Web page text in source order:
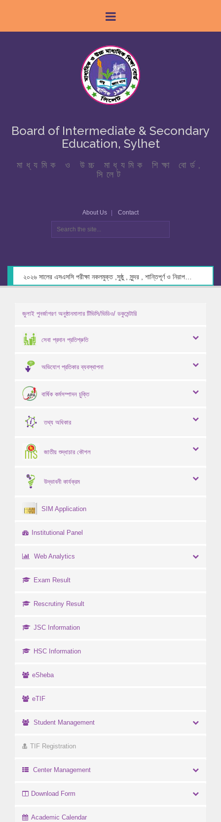
Board of Intermediate & Secondary
Education, Sylhet
মাধ্যমিক ও উচ্চ মাধ্যমিক শিক্ষা বোর্ড,
সিলেট
About Us Contact
জুলাই পুনর্জাগরণ অনুষ্ঠানমালার টিভিসি/ভিডিও/ ডকুমেন্টারি
সেবা প্রদান প্রতিশ্রুতি
অভিযোগ প্রতিকার ব্যবস্থাপনা
বার্ষিক কর্মসম্পাদন চুক্তি
তথ্য অধিকার
জাতীয় শুদ্ধাচার কৌশল
উদ্ভাবনী কার্যক্রম
SIM Application
Institutional Panel
Web Analytics
Exam Result
Rescrutiny Result
JSC Information
HSC Information
eSheba
eTIF
Student Management
TIF Registration
Center Management
Download Form
Academic Calendar